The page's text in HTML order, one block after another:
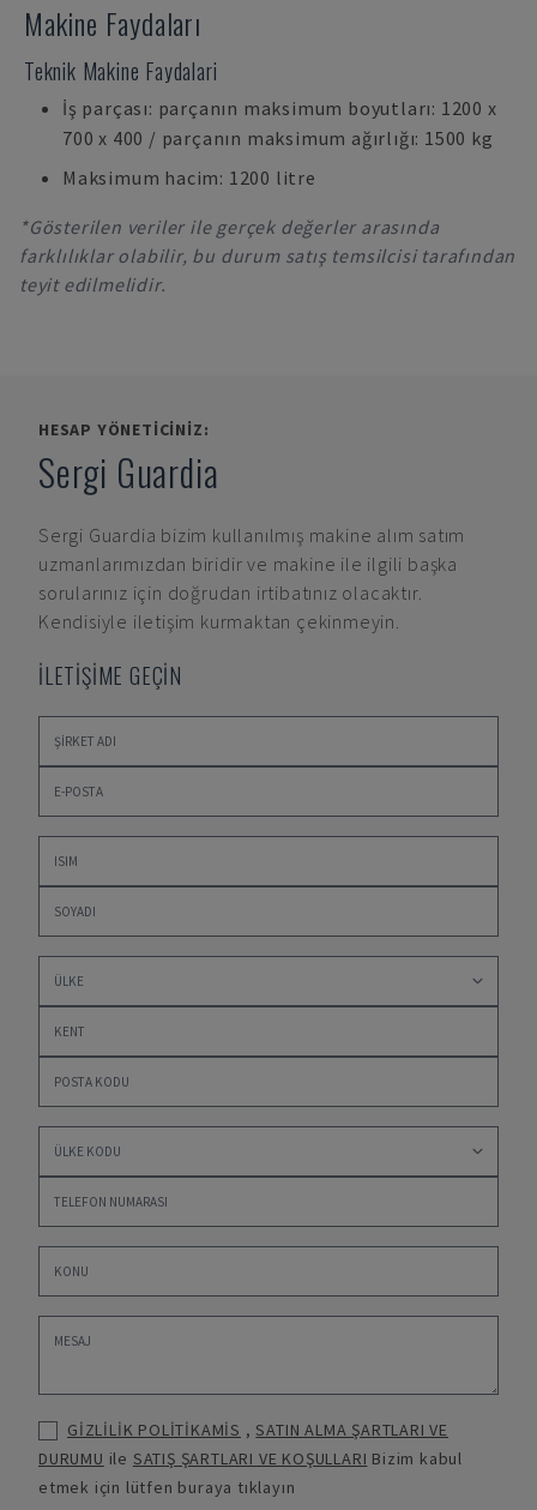
Makine Faydaları
Teknik Makine Faydalari
İş parçası: parçanın maksimum boyutları: 1200 x
700 x 400 / parçanın maksimum ağırlığı: 1500 kg
Maksimum hacim: 1200 litre
*Gösterilen veriler ile gerçek değerler arasında
farklılıklar olabilir, bu durum satış temsilcisi tarafından
teyit edilmelidir.
HESAP YÖNETICINIZ:
Sergi Guardia
Sergi Guardia bizim kullanılmış makine alım satım
uzmanlarımızdan biridir ve makine ile ilgili başka
sorularınız için doğrudan irtibatınız olacaktır.
Kendisiyle iletişim kurmaktan çekinmeyin.
İLETİŞİME GEÇİN
GİZLİLİK POLİTİKAMİS ,SATIN ALMA ŞARTLARI VE
DURUMU ile SATIŞ ŞARTLARI VE KOŞULLARI Bizim kabul
etmek için lütfen buraya tıklayın